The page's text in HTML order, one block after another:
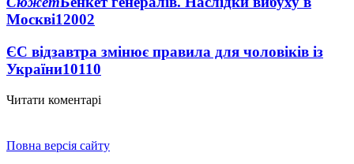
Москві12002
ЄС відзавтра змінює правила для чоловіків із
України10110
Читати коментарі
Повна версія сайту